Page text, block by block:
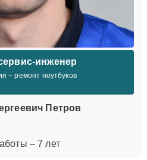
инженер
– ремонт ноутбуков
Петров
– 7 лет